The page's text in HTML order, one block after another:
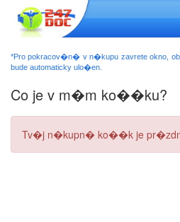
*Pro pokracov�n� v n�kupu zavrete okno,
bude automaticky ulo�en.
Co je v m�m ko��ku?
Tv�j n�kupn� ko��k je